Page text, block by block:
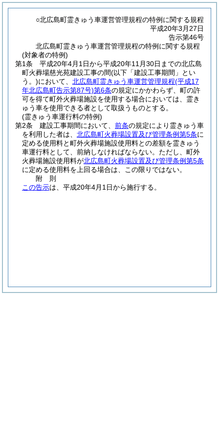
○北広島町霊きゅう車運営管理規程の特例に関する規程
平成20年3月27日
告示第46号
北広島町霊きゅう車運営管理規程の特例に関する規程
(対象者の特例)
第1条
平成20年4月1日から平成20年11月30日までの北広島
町火葬場慈光苑建設工事の間(以下「建設工事期間」とい
う。)において、 北広島町霊きゅう車運営管理規程(平成17
年北広島町告示第87号)第6条の規定にかかわらず、町の許
可を得て町外火葬場施設を使用する場合においては、霊き
ゅう車を使用できる者として取扱うものとする。
(霊きゅう車運行料の特例)
第2条
建設工事期間において、 前条の規定により霊きゅう車
を利用した者は、 北広島町火葬場設置及び管理条例第5条に
定める使用料と町外火葬場施設使用料との差額を霊きゅう
車運行料として、前納しなければならない。 ただし、町外
火葬場施設使用料が北広島町火葬場設置及び管理条例第5条
に定める使用料を上回る場合は、この限りではない。
附 則
この告示は、平成20年4月1日から施行する。